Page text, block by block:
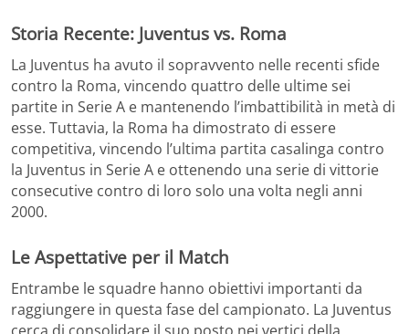
Storia Recente: Juventus vs. Roma
La Juventus ha avuto il sopravvento nelle recenti sfide
contro la Roma, vincendo quattro delle ultime sei
partite in Serie A e mantenendo l’imbattibilità in metà di
esse. Tuttavia, la Roma ha dimostrato di essere
competitiva, vincendo l’ultima partita casalinga contro
la Juventus in Serie A e ottenendo una serie di vittorie
consecutive contro di loro solo una volta negli anni
2000.
Le Aspettative per il Match
Entrambe le squadre hanno obiettivi importanti da
raggiungere in questa fase del campionato. La Juventus